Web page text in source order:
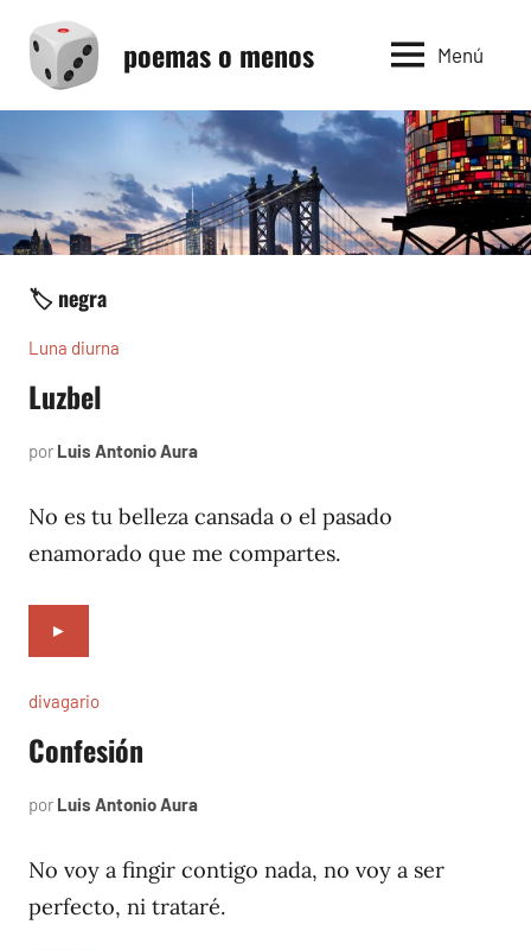
contenido
poemas o menos Menú
🏷️ negra
Luna diurna
Luzbel
por Luis Antonio Aura
2002
No es tu belleza cansada o el pasado
enamorado que me compartes.
►
divagario
Confesión
por Luis Antonio Aura
1996
No voy a fingir contigo nada, no voy a ser
perfecto, ni trataré.